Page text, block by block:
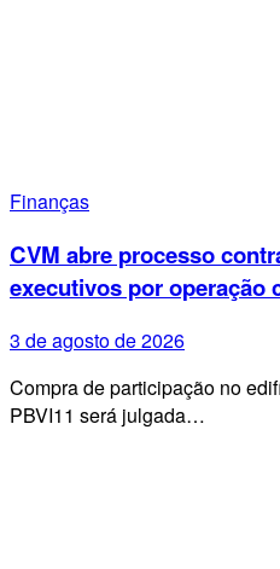
Finanças
CVM abre processo
executivos por operação
3 de agosto de 2026
Compra de participação no
PBVI11 será julgada…